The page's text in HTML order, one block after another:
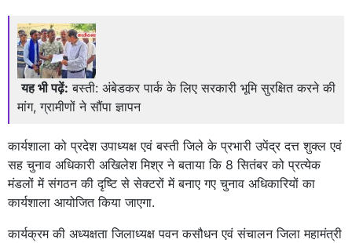
यह भी पढ़ें: बस्ती: अंबेडकर पार्क के लिए सरकारी भूमि सुरक्षित करने की
मांग, ग्रामीणों ने सौंपा ज्ञापन
कार्यशाला को प्रदेश उपाध्यक्ष एवं बस्ती जिले के प्रभारी उपेंद्र दत्त शुक्ल एवं
सह चुनाव अधिकारी अखिलेश मिश्र ने बताया कि 8 सितंबर को प्रत्येक
मंडलों में संगठन की दृष्टि से सेक्टरों में बनाए गए चुनाव अधिकारियों का
कार्यशाला आयोजित किया जाएगा.
कार्यक्रम की अध्यक्षता जिलाध्यक्ष पवन कसौधन एवं संचालन जिला महामंत्री